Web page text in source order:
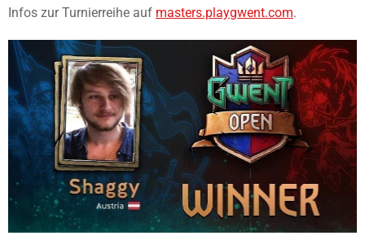
Infos zur Turnierreihe auf masters.playgwent.com.